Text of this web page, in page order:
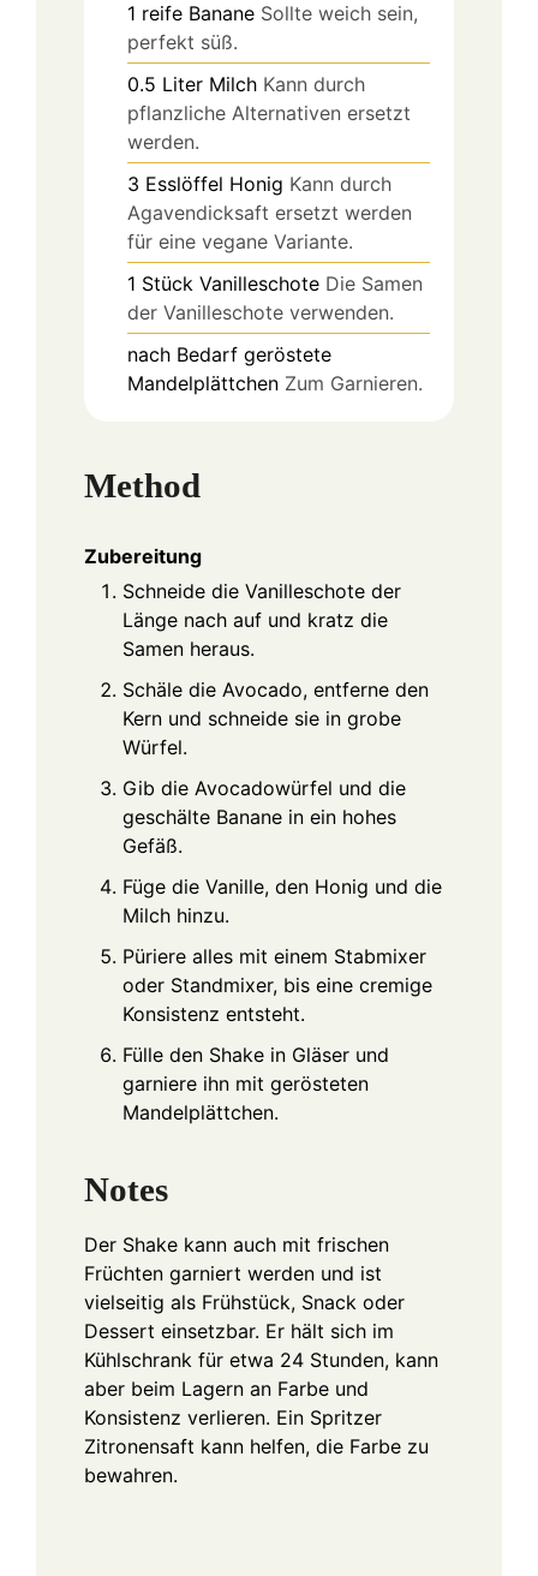
1 reife Banane Sollte weich sein,
perfekt süß.
0.5 Liter Milch Kann durch
pflanzliche Alternativen ersetzt
werden.
3 Esslöffel Honig Kann durch
Agavendicksaft ersetzt werden
für eine vegane Variante.
1 Stück Vanilleschote Die Samen
der Vanilleschote verwenden.
nach Bedarf geröstete
Mandelplättchen Zum Garnieren.
Method
Zubereitung
Schneide die Vanilleschote der
Länge nach auf und kratz die
Samen heraus.
Schäle die Avocado, entferne den
Kern und schneide sie in grobe
Würfel.
Gib die Avocadowürfel und die
geschälte Banane in ein hohes
Gefäß.
Füge die Vanille, den Honig und die
Milch hinzu.
Püriere alles mit einem Stabmixer
oder Standmixer, bis eine cremige
Konsistenz entsteht.
Fülle den Shake in Gläser und
garniere ihn mit gerösteten
Mandelplättchen.
Notes
Der Shake kann auch mit frischen
Früchten garniert werden und ist
vielseitig als Frühstück, Snack oder
Dessert einsetzbar. Er hält sich im
Kühlschrank für etwa 24 Stunden, kann
aber beim Lagern an Farbe und
Konsistenz verlieren. Ein Spritzer
Zitronensaft kann helfen, die Farbe zu
bewahren.